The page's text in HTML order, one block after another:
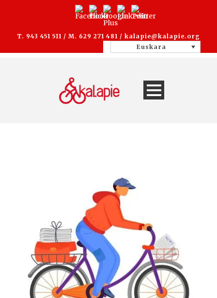
T. 943 451 511 / M. 629 271 481 / kalapie@kalapie.org
Euskara